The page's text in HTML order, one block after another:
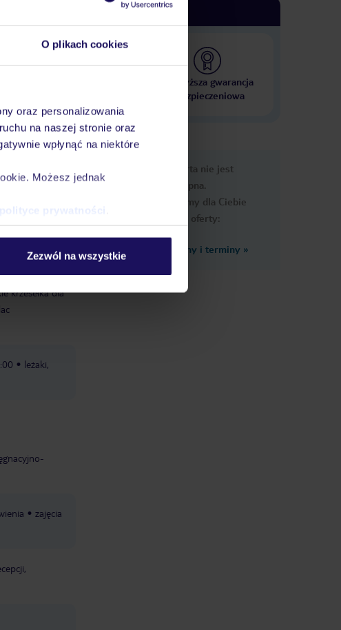
O plikach cookies
oraz personalizowania
na naszej stronie oraz
wpłynąć na niektóre
Możesz jednak
polityce prywatności
Zezwól na wszystkie
Najwyższa gwarancja
ubezpieczeniowa
informacje
krzesełka dla
leżaki,
zajęcia
Ups, ta oferta nie jest
dostępna.
Przygotowaliśmy dla Ciebie
podobne oferty:
Zobacz inne ceny i terminy »